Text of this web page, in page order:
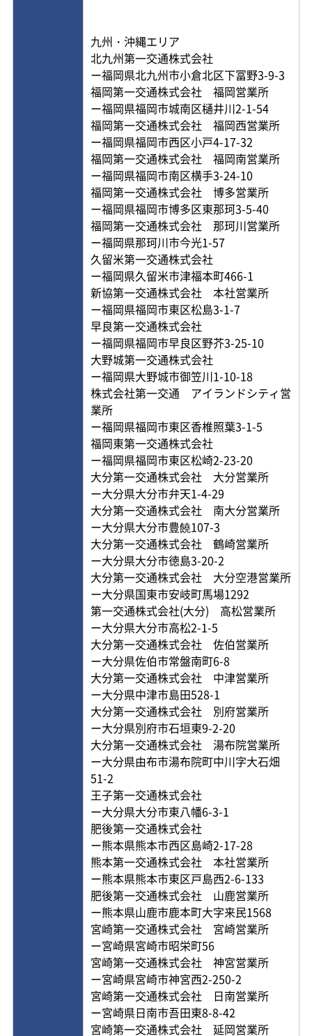
九州・沖縄エリア
北九州第一交通株式会社
ー福岡県北九州市小倉北区下冨野3-9-3
福岡第一交通株式会社 福岡営業所
ー福岡県福岡市城南区樋井川2-1-54
福岡第一交通株式会社 福岡西営業所
ー福岡県福岡市西区小戸4-17-32
福岡第一交通株式会社 福岡南営業所
ー福岡県福岡市南区横手3-24-10
福岡第一交通株式会社 博多営業所
ー福岡県福岡市博多区東那珂3-5-40
福岡第一交通株式会社 那珂川営業所
ー福岡県那珂川市今光1-57
久留米第一交通株式会社
ー福岡県久留米市津福本町466-1
新協第一交通株式会社 本社営業所
ー福岡県福岡市東区松島3-1-7
早良第一交通株式会社
ー福岡県福岡市早良区野芥3-25-10
大野城第一交通株式会社
ー福岡県大野城市御笠川1-10-18
株式会社第一交通 アイランドシティ営
業所
ー福岡県福岡市東区香椎照葉3-1-5
福岡東第一交通株式会社
ー福岡県福岡市東区松崎2-23-20
大分第一交通株式会社 大分営業所
ー大分県大分市弁天1-4-29
大分第一交通株式会社 南大分営業所
ー大分県大分市豊饒107-3
大分第一交通株式会社 鶴崎営業所
ー大分県大分市徳島3-20-2
大分第一交通株式会社 大分空港営業所
ー大分県国東市安岐町馬場1292
第一交通株式会社(大分) 高松営業所
ー大分県大分市高松2-1-5
大分第一交通株式会社 佐伯営業所
ー大分県佐伯市常盤南町6-8
大分第一交通株式会社 中津営業所
ー大分県中津市島田528-1
大分第一交通株式会社 別府営業所
ー大分県別府市石垣東9-2-20
大分第一交通株式会社 湯布院営業所
ー大分県由布市湯布院町中川字大石畑
51-2
王子第一交通株式会社
ー大分県大分市東八幡6-3-1
肥後第一交通株式会社
ー熊本県熊本市西区島崎2-17-28
熊本第一交通株式会社 本社営業所
ー熊本県熊本市東区戸島西2-6-133
肥後第一交通株式会社 山鹿営業所
ー熊本県山鹿市鹿本町大字来民1568
宮崎第一交通株式会社 宮崎営業所
ー宮崎県宮崎市昭栄町56
宮崎第一交通株式会社 神宮営業所
ー宮崎県宮崎市神宮西2-250-2
宮崎第一交通株式会社 日南営業所
ー宮崎県日南市吾田東8-8-42
宮崎第一交通株式会社 延岡営業所